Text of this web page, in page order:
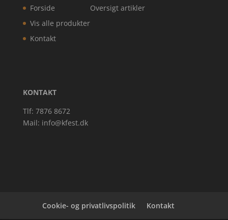
Forside
Vis alle produkter
Kontakt
Oversigt artikler
KONTAKT
Tlf: 7876 8672
Mail: info@kfest.dk
Cookie- og privatlivspolitik Kontakt